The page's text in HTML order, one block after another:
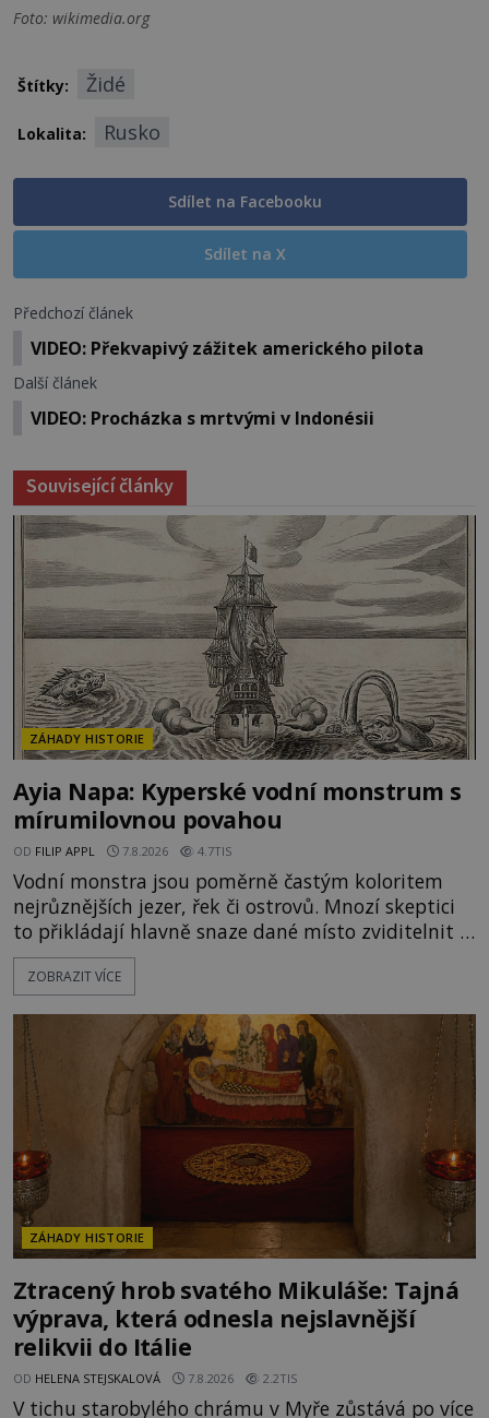
Foto: wikimedia.org
Štítky: Židé
Lokalita: Rusko
Sdílet na Facebooku
Sdílet na X
Předchozí článek
VIDEO: Překvapivý zážitek amerického pilota
Další článek
VIDEO: Procházka s mrtvými v Indonésii
Související články
ZÁHADY HISTORIE
Ayia Napa: Kyperské vodní monstrum s
mírumilovnou povahou
OD FILIP APPL 7.8.2026 4.7TIS
Vodní monstra jsou poměrně častým koloritem
nejrůznějších jezer, řek či ostrovů. Mnozí skeptici
to přikládají hlavně snaze dané místo zviditelnit a
přitáhnout k němu pozornost záhadám
nakloněných turistů. Je to také případ kyperského
legendami o něm ukrývat nějaký pravdivý základ?
V blízkosti Mysu Greco, jak se přez
ZOBRAZIT VÍCE
ZÁHADY HISTORIE
Ztracený hrob svatého Mikuláše: Tajná
výprava, která odnesla nejslavnější
relikvii do Itálie
OD HELENA STEJSKALOVÁ 7.8.2026 2.2TIS
V tichu starobylého chrámu v Myře zůstává po více